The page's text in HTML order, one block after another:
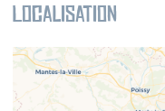
Localisation